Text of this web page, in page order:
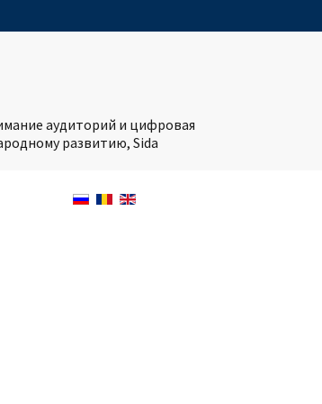
аудиторий и цифровая
развитию, Sida